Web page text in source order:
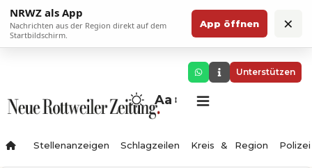
NRWZ als App
Nachrichten aus der Region direkt auf dem
Startbildschirm.
App öffnen ×
Unterstützen
Aa
Stellenanzeigen Schlagzeilen Kreis & Region Polizei